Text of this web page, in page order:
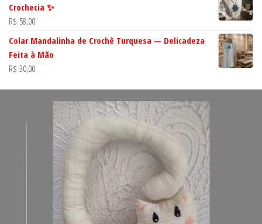
Crochecia ✨
R$ 58,00
Colar Mandalinha de Crochê Turquesa — Delicadeza
Feita à Mão
R$ 30,00